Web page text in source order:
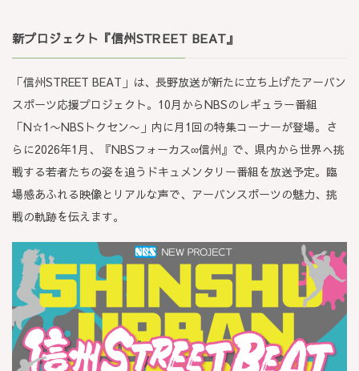
新プロジェクト 『信州STREET BEAT』
「信州STREET BEAT」は、長野放送が新たに立ち上げたアーバン
スポーツ応援プロジェクト。10月からNBSのレギュラー番組
「N☆1〜NBSトクセン〜」内に月1回の特集コーナーが登場。さ
らに2026年1月、『NBSフォーカス∞信州』で、県内から世界へ挑
戦する若者たちの姿を追うドキュメンタリー番組を放送予定。臨
場感あふれる映像とリアルな声で、アーバンスポーツの魅力、挑
戦の軌跡を伝えます。